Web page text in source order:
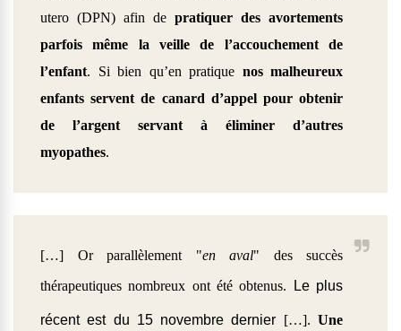
utero (DPN) afin de pratiquer des avortements
parfois même la veille de l’accouchement de
l’enfant. Si bien qu’en pratique nos malheureux
enfants servent de canard d’appel pour obtenir
de l’argent servant à éliminer d’autres
myopathes.
[…] Or parallèlement "en aval" des succès
thérapeutiques nombreux ont été obtenus.
Le plus
récent est du 15 novembre dernier […].Une